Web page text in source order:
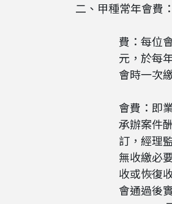
二、甲種常年會費：
１
費：每位
元，於每
會時一次
２
會費：即
承辦案件
訂，經理
無收繳必
收或恢復
會通過後